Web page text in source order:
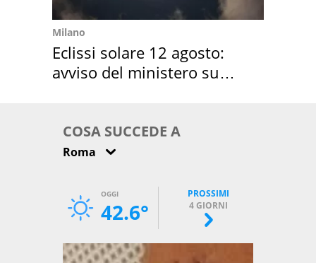
Milano
Eclissi solare 12 agosto:
avviso del ministero su